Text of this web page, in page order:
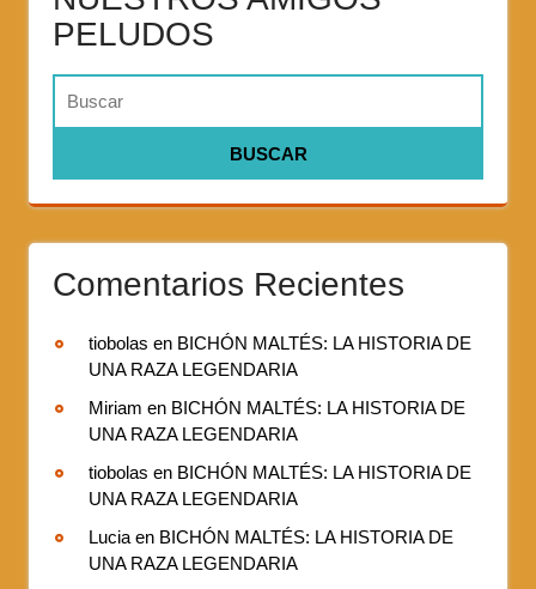
PELUDOS
Comentarios Recientes
tiobolas en BICHÓN MALTÉS: LA HISTORIA DE
UNA RAZA LEGENDARIA
Miriam en BICHÓN MALTÉS: LA HISTORIA DE
UNA RAZA LEGENDARIA
tiobolas en BICHÓN MALTÉS: LA HISTORIA DE
UNA RAZA LEGENDARIA
Lucia en BICHÓN MALTÉS: LA HISTORIA DE
UNA RAZA LEGENDARIA